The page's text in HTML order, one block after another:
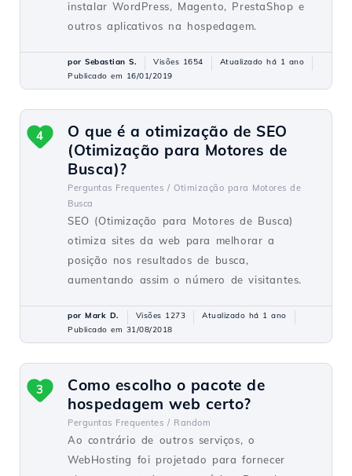
instalar WordPress, Magento, PrestaShop e
outros aplicativos na hospedagem.
por Sebastian S. Visões 1654
Atualizado há 1 ano
Publicado em 16/01/2019
O que é a otimização de SEO
(Otimização para Motores de
Busca)?
Perguntas Frequentes / Otimização para Motores de
Busca
SEO (Otimização para Motores de Busca)
otimiza sites da web para melhorar a
posição nos resultados de busca,
aumentando assim o número de visitantes.
4
por Mark D. Visões 1273
Atualizado há 1 ano
Publicado em 31/08/2018
Como escolho o pacote de
hospedagem web certo?
Perguntas Frequentes / Random
Ao contrário de outros serviços, o
WebHosting foi projetado para fornecer
3